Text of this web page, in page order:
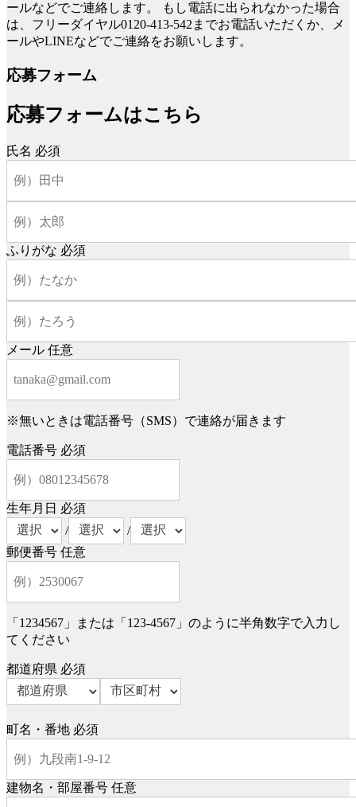
ールなどでご連絡します。
もし電話に出られなかった場合
は、フリーダイヤル0120-413-542までお電話いただくか、メ
ールやLINEなどでご連絡をお願いします。
応募フォーム
応募フォームはこちら
氏名 必須
ふりがな 必須
メール 任意
※無いときは電話番号（SMS）で連絡が届きます
電話番号 必須
生年月日 必須
/
/
郵便番号 任意
「1234567」または「123-4567」のように半角数字で入力し
てください
都道府県 必須
町名・番地 必須
建物名・部屋番号 任意